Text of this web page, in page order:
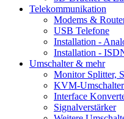
Telekommunikation
Modems &
USB Telefone
Installation -
Installation -
Umschalter & mehr
Monitor Splitter,
KVM-
Interface
Signalverstärker